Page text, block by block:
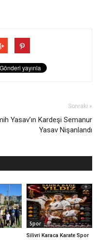
Sonraki »
Yasav’ın Kardeşi Semanur
Yasav Nişanlandı
Spor
Silivri Karaca Karate Spor